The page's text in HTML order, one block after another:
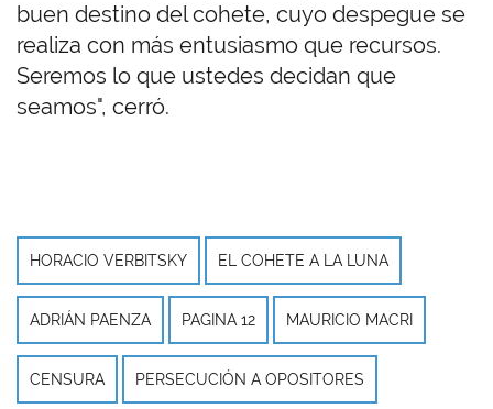
buen destino del cohete, cuyo despegue se
realiza con más entusiasmo que recursos.
Seremos lo que ustedes decidan que
seamos", cerró.
HORACIO VERBITSKY EL COHETE A LA LUNA
ADRIÁN PAENZA PAGINA 12 MAURICIO MACRI
CENSURA PERSECUCIÓN A OPOSITORES